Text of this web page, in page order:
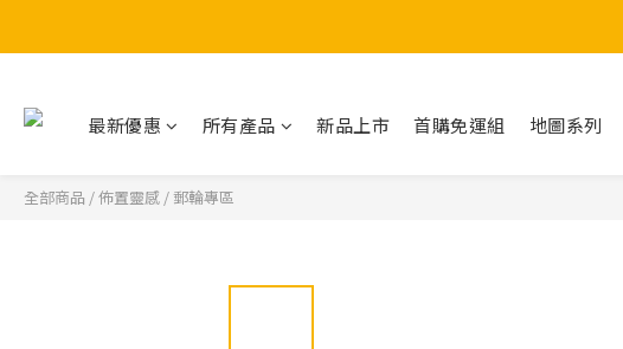
最新優惠 所有產品 新品上市 首購免運組 地圖系列
全部商品 /佈置靈感 /郵輪專區